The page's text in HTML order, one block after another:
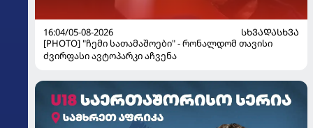
16:04/05-08-2026
ᲡᲮᲕᲐᲓᲐᲡᲮᲕᲐ
[PHOTO] "ჩემი სათამაშოები" - რონალდომ თავისი
ძვირფასი ავტოპარკი აჩვენა